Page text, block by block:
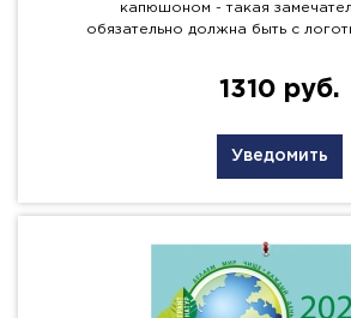
капюшоном - такая
обязательно должна быть с
1310 руб.
Уведомить